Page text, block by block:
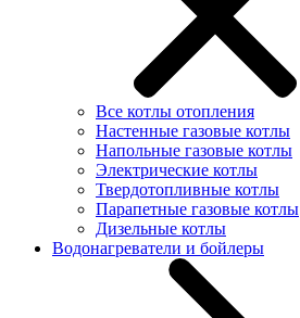
Все котлы отопления
Настенные газовые котлы
Напольные газовые котлы
Электрические котлы
Твердотопливные котлы
Парапетные газовые котлы
Дизельные котлы
Водонагреватели и бойлеры